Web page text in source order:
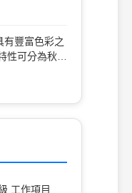
要素之肥料，
鉀-磷-氮 (B)
-鉀 。
有豐富色彩之
性可分為秋季
卉為夏季草
工作項目